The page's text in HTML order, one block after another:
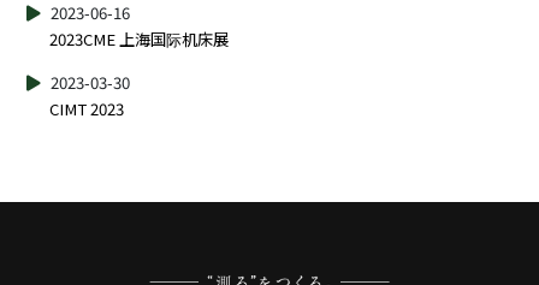
2023CME 上海国际机床展
2023-06-16
CIMT 2023
2023-03-30